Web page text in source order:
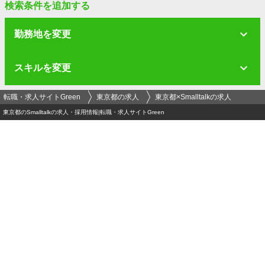
検索条件を追加する
勤務地を変更
スキルを変更
転職・求人サイトGreen 東京都の求人 東京都×Smalltalkの求人
東京都のSmalltalkの求人・採用情報|転職・求人サイトGreen